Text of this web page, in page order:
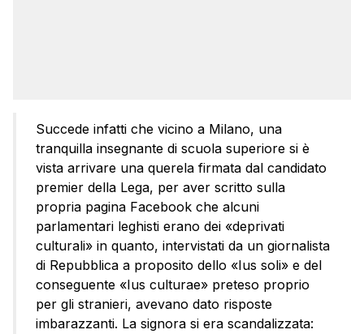
Succede infatti che vicino a Milano, una
tranquilla insegnante di scuola superiore si è
vista arrivare una querela firmata dal candidato
premier della Lega, per aver scritto sulla
propria pagina Facebook che alcuni
parlamentari leghisti erano dei «deprivati
culturali» in quanto, intervistati da un giornalista
di Repubblica a proposito dello «Ius soli» e del
conseguente «Ius culturae» preteso proprio
per gli stranieri, avevano dato risposte
imbarazzanti. La signora si era scandalizzata: